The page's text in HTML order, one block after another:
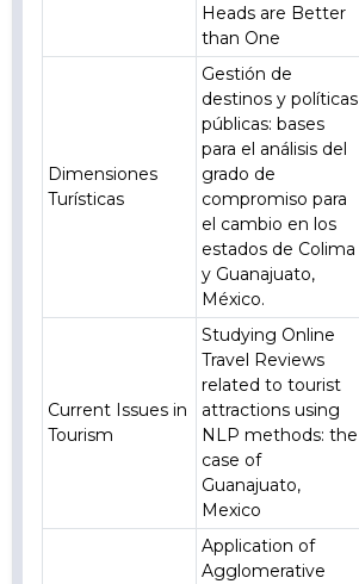
Heads are Better
than One
Dimensiones
Turísticas
Gestión de
destinos y políticas
públicas: bases
para el análisis del
grado de
compromiso para
el cambio en los
estados de Colima
y Guanajuato,
México.
Current Issues in
Tourism
Studying Online
Travel Reviews
related to tourist
attractions using
NLP methods: the
case of
Guanajuato,
Mexico
Application of
Agglomerative